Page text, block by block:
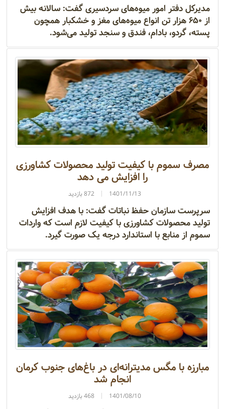
مدیرکل دفتر امور میوه‌های سردسیری گفت: سالانه بیش
از ۶۵۰ هزار تن انواع میوه‌های مغز و خشکبار همچون
پسته، گردو، بادام، فندق و سنجد تولید می‌شود.
مصرف سموم با کیفیت تولید محصولات کشاورزی
را افزایش می دهد
1401/11/13 872 بازدید
سرپرست سازمان حفظ نباتات گفت: با هدف افزایش
تولید محصولات کشاورزی با کیفیت لازم است که واردات
سموم از منابع با استاندارد درجه یک صورت گیرد.
مبارزه با مگس مدیترانه‌ای در باغ‌های جنوب کرمان
انجام شد
1401/08/10 468 بازدید